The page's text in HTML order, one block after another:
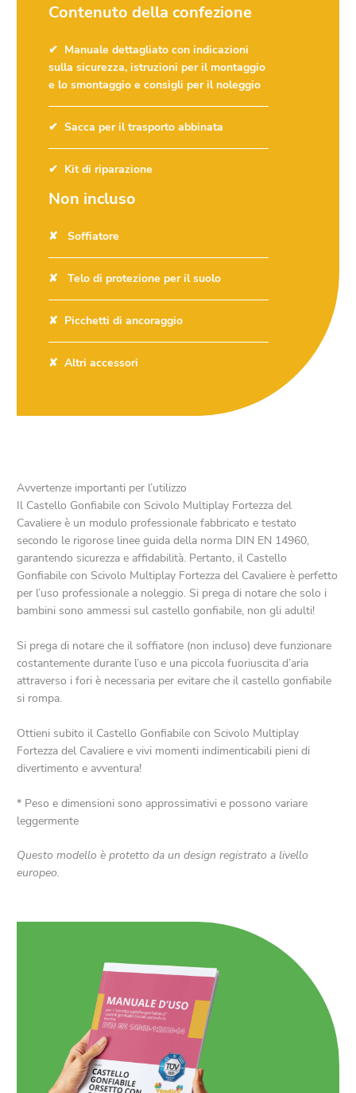
Contenuto della confezione
Manuale dettagliato con indicazioni
sulla sicurezza, istruzioni per il montaggio
e lo smontaggio e consigli per il noleggio
Sacca per il trasporto abbinata
Kit di riparazione
Non incluso
Soffiatore
Telo di protezione per il suolo
Picchetti di ancoraggio
Altri accessori
Avvertenze importanti per l’utilizzo
Il Castello Gonfiabile con Scivolo Multiplay Fortezza del
Cavaliere è un modulo professionale fabbricato e testato
secondo le rigorose linee guida della norma DIN EN 14960,
garantendo sicurezza e affidabilità. Pertanto, il Castello
Gonfiabile con Scivolo Multiplay Fortezza del Cavaliere è perfetto
per l’uso professionale a noleggio. Si prega di notare che solo i
bambini sono ammessi sul castello gonfiabile, non gli adulti!
Si prega di notare che il soffiatore (non incluso) deve funzionare
costantemente durante l’uso e una piccola fuoriuscita d’aria
attraverso i fori è necessaria per evitare che il castello gonfiabile
si rompa.
Ottieni subito il Castello Gonfiabile con Scivolo Multiplay
Fortezza del Cavaliere e vivi momenti indimenticabili pieni di
divertimento e avventura!
* Peso e dimensioni sono approssimativi e possono variare
leggermente
Questo modello è protetto da un design registrato a livello
europeo.